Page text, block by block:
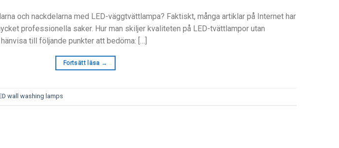
och nackdelarna med LED-väggtvättlampa? Faktiskt, många artiklar på Internet har
professionella saker. Hur man skiljer kvaliteten på LED-tvättlampor utan
till följande punkter att bedöma: […]
Fortsätt läsa →
wall washing lamps